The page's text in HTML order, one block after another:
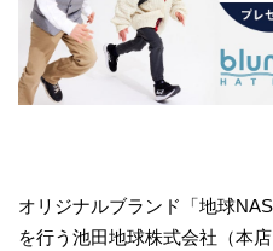
オリジナルブランド「地球
を行う池田地球株式会社（本